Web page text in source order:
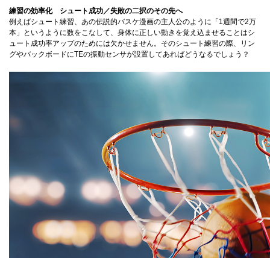
練習の効率化 シュート成功／失敗の二択のその先へ
例えばシュート練習、あの伝説的バスケ漫画の主人公のように「1週間で2万
本」というように数をこなして、身体に正しい動きを覚え込ませることはシ
ュート成功率アップのためには欠かせません。そのシュート練習の際、リン
グやバックボードにTEの振動センサが設置してあればどうなるでしょう？